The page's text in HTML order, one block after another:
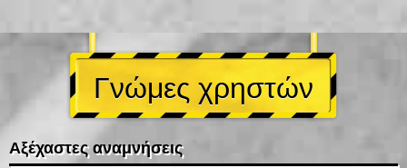
Γνώμες χρηστών
Αξέχαστες αναμνήσεις